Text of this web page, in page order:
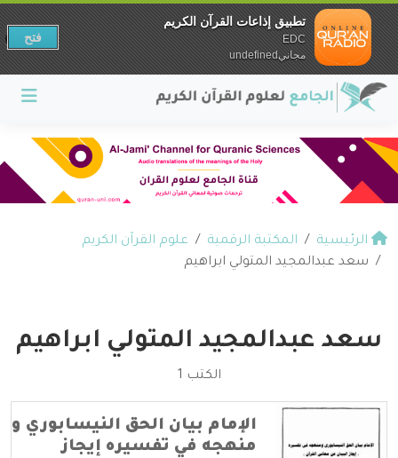
الرئيسية المكتبة الرقمية
علوم القرآن الكريم
سعد عبدالمجيد المتولي ابراهيم
سعد عبدالمجيد المتولي ابراهيم
الكتب 1
الإمام بيان الحق النيسابوري و
منهجه في تفسيره إيجاز
تطبيق إذاعات القرآن الكريم
EDC
مجانيundefined
فتح